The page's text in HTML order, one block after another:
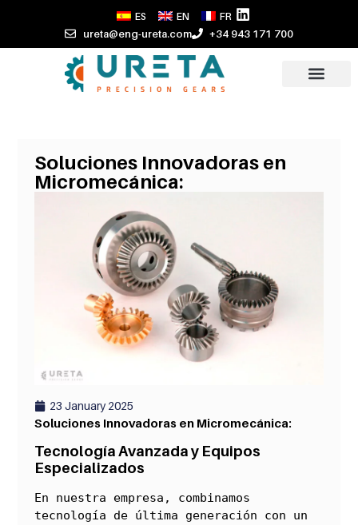
ES EN FR
ureta@eng-ureta.com +34 943 171 700
Soluciones Innovadoras en
Micromecánica:
23 January 2025
Soluciones Innovadoras en Micromecánica:
Tecnología Avanzada y Equipos
Especializados
En nuestra empresa, combinamos
tecnología de última generación con un